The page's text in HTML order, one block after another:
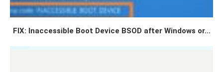
FIX: Inaccessible Boot Device BSOD after Windows or...